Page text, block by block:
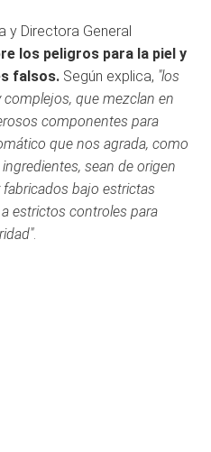
y Directora General
los peligros para la piel y
falsos. Según explica, "los
que mezclan en
componentes para
que nos agrada, como
sean de origen
bajo estrictas
estrictos controles para
.